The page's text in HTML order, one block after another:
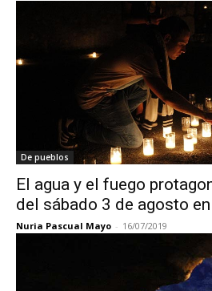
De pueblos
El agua y el fuego
del sábado 3 de agosto
Nuria Pascual Mayo - 16/07/2019